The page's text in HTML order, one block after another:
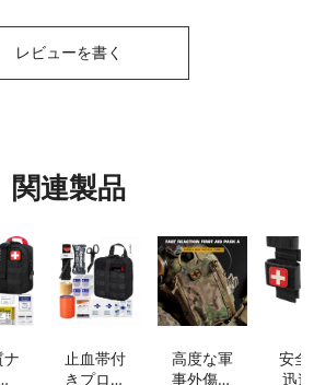
レビューを書く
関連製品
ナ
止血帯付
きプロ仕
高度な軍
事外傷キ
安全
迅